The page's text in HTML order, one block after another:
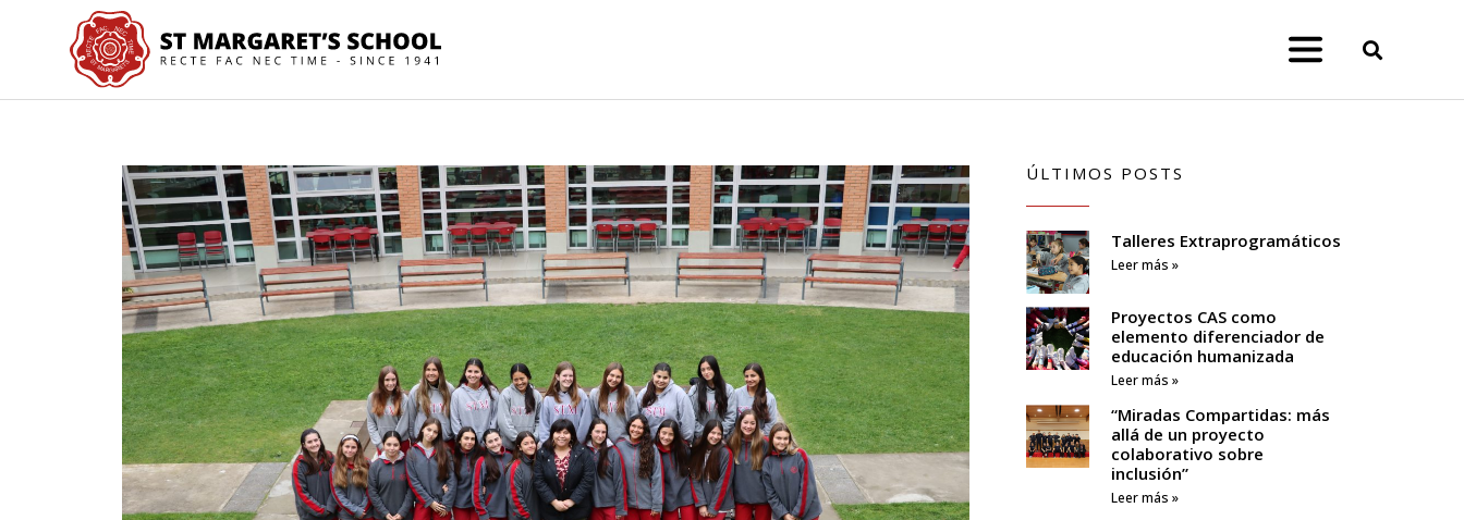
ÚLTIMOS POSTS
Talleres Extraprogramáticos
Leer más »
Proyectos CAS como
elemento diferenciador de
educación humanizada
Leer más »
“Miradas Compartidas: más
allá de un proyecto
colaborativo sobre
inclusión”
Leer más »